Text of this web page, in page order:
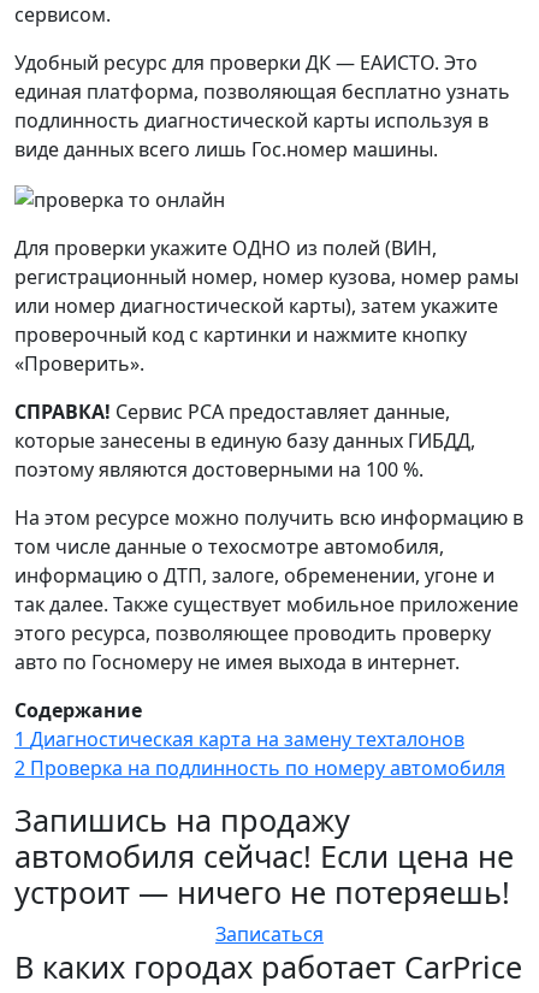
сервисом.
Удобный ресурс для проверки ДК — ЕАИСТО. Это
единая платформа, позволяющая бесплатно узнать
подлинность диагностической карты используя в
виде данных всего лишь Гос.номер машины.
Для проверки укажите ОДНО из полей (ВИН,
регистрационный номер, номер кузова, номер рамы
или номер диагностической карты), затем укажите
проверочный код с картинки и нажмите кнопку
«Проверить».
СПРАВКА! Сервис РСА предоставляет данные,
которые занесены в единую базу данных ГИБДД,
поэтому являются достоверными на 100 %.
На этом ресурсе можно получить всю информацию в
том числе данные о техосмотре автомобиля,
информацию о ДТП, залоге, обременении, угоне и
так далее. Также существует мобильное приложение
этого ресурса, позволяющее проводить проверку
авто по Госномеру не имея выхода в интернет.
Содержание
1 Диагностическая карта на замену техталонов
2 Проверка на подлинность по номеру автомобиля
Запишись на продажу
автомобиля сейчас! Если цена не
устроит — ничего не потеряешь!
Записаться
В каких городах работает CarPrice